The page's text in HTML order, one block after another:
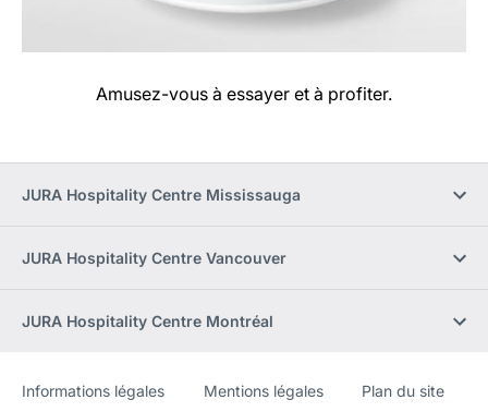
Amusez-vous à essayer et à profiter.
JURA Hospitality Centre Mississauga
JURA Hospitality Centre Vancouver
JURA Hospitality Centre Montréal
Site
[Website
Informations légales Mentions légales Plan du site